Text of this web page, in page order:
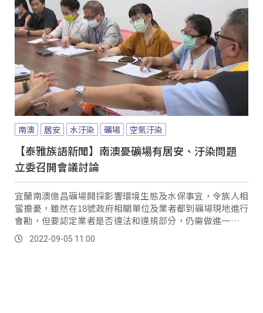
南澳 居安 水汙染 礦場 空氣汙染
【泰雅族語新聞】南澳憂礦場有居安、汙染問題
立委召開會議討論
宜蘭南澳億昌礦場開採影響環境生態及水保事宜，令族人相
當擔憂，雖然在18號政府相關單位及業者都到礦場現地進行
會勘，但要認定業者是否違法和違規部分，仍需做進一步的
討論，因此立委孔文吉在30號，召集原民會、礦務局、環保
署、警政署等行政單位，舉行會議。
2022-09-05 11:00